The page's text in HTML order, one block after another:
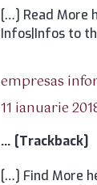
[…] Read More
Infos|Infos to
empresas
11 ianuarie
… [Trackback]
[…] Find More